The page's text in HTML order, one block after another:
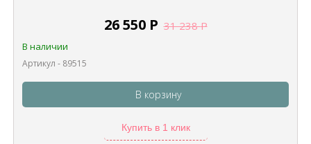
26 550 Р 31 238Р
В наличии
Артикул - 89515
В корзину
Купить в 1 клик